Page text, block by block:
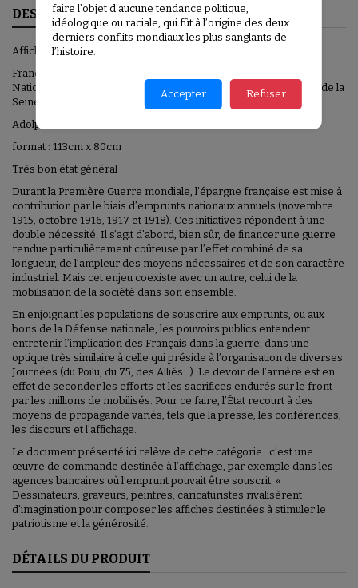
DESCRIPTION
Affiche originale 1918
Français souscrivez-vous au 4ème emprunt de la défense
Nationale, Compagnie des notaires de Paris et du département de la
Seine
Adolphe Léon WILLETTE
format : 113cm x 80cm
Très bon état général
Durant la Première Guerre mondiale, l’épargne française est mise à
contribution par le biais d’emprunts nationaux annuels (novembre
1915, octobre 1916, 1917 et 1918). Ces initiatives répondent à une
double nécessité. Il s’agit d’abord, bien sûr, de financer une guerre
rendue particulièrement coûteuse par l’effet combiné de sa
longueur, de l’ampleur des moyens nécessaires et de son caractère
industriel. Mais cet enjeu coexiste avec un autre, celui de la
mobilisation de la société dans son ensemble.
En enjoignant les populations de souscrire aux emprunts, ou aux
bons de la Défense nationale, les pouvoirs publics entendent
entretenir l’implication des Français dans la guerre, dans une
optique très similaire à celle qui préside à l’organisation de diverses
Journées (du Poilu, du 75, des Alliés…). Le devoir de l’arrière est en
effet de seconder les efforts et les sacrifices endurés sur le front
par les millions de mobilisés. Pour ce faire, l’État recourt à des
moyens de propagande variés, tels que la presse, les conférences,
les discours et l’affichage.
Le document présenté ici relève de cette catégorie : c'est une
œuvre de commande destinée à l’affichage, par exemple dans les
agences bancaires où l’emprunt pouvait être souscrit. «
Dessinateurs, graveurs, peintres, caricaturistes rivalisèrent
d’imagination pour composer les affiches destinées à stimuler le
patriotisme et la générosité.
DÉTAILS DU PRODUIT
faire l’objet d’aucune tendance politique,
idéologique ou raciale, qui fût à l’origine des deux
derniers conflits mondiaux les plus sanglants de
l’histoire.
Accepter Refuser